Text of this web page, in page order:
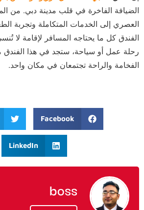
الضيافة الفاخرة في قلب مدينة دبي. من
العصري إلى الخدمات المتكاملة وتجربة
الفندق كل ما يحتاجه المسافر لإقامة لا
رحلة عمل أو سياحة، ستجد في هذا الفندق
الفخامة والراحة تجتمعان في مكان واحد.
Facebook
LinkedIn
boss